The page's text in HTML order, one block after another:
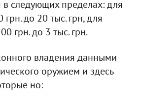
в следующих пределах: для
грн. до 20 тыс. грн, для
грн. до 3 тыс. грн.
владения данными
оружием и здесь
но: